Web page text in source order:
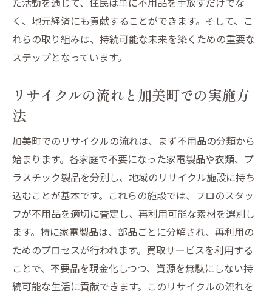
加美町でのリサイクル成功事例を紹介
不用品を処分する前に知っておきたい加美町の
買取サービス
買取サービスを利用するメリットとデメリ
加美町の買取サービスを賢く活用する方法
不用品の価値を引き出すための事前準備
加美町で人気の買取サービスとその特徴
く、地元経済にも貢献することができます。そして、こ
れらの取り組みは、持続可能な未来を築くための重要な
ステップとなっています。
リサイクルの流れと加美町での実施方
法
加美町でのリサイクルの流れは、まず不用品の分類から
始まります。各家庭で不要になった家電製品や衣類、プ
ラスチック製品を分別し、地域のリサイクル施設に持ち
込むことが基本です。これらの施設では、プロのスタッ
フが不用品を適切に査定し、再利用可能な素材を選別し
ます。特に家電製品は、部品ごとに分解され、再利用の
ためのプロセスが行われます。買取サービスを利用する
ことで、不要品を現金化しつつ、資源を無駄にしない持
続可能な生活に貢献できます。このリサイクルの流れを